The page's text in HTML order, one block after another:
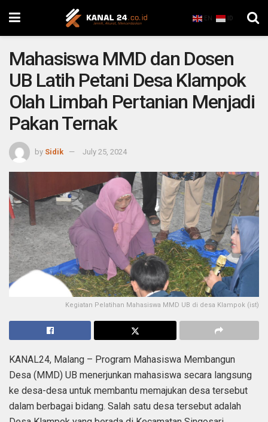
EN ID
Mahasiswa MMD dan Dosen
UB Latih Petani Desa Klampok
Olah Limbah Pertanian Menjadi
Pakan Ternak
by Sidik July 25, 2024
Kegiatan Pelatihan Mahasiswa MMD UB di desa Klampok (ist)
KANAL24, Malang – Program Mahasiswa Membangun
Desa (MMD) UB menerjunkan mahasiswa secara langsung
ke desa-desa untuk membantu memajukan desa tersebut
dalam berbagai bidang. Salah satu desa tersebut adalah